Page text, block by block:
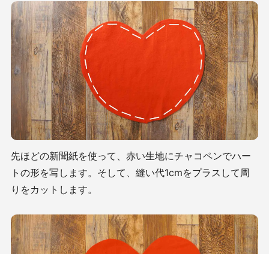
先ほどの新聞紙を使って、赤い生地にチャコペンでハー
トの形を写します。そして、縫い代1cmをプラスして周
りをカットします。